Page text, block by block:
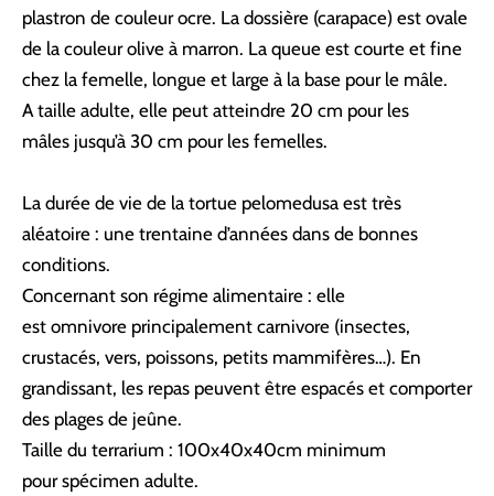
plastron de couleur ocre. La dossière (carapace) est ovale
de la couleur olive à marron. La queue est courte et fine
chez la femelle, longue et large à la base pour le mâle.
A taille adulte, elle peut atteindre 20 cm pour les
mâles jusqu’à 30 cm pour les femelles.
La durée de vie de la tortue pelomedusa est très
aléatoire : une trentaine d’années dans de bonnes
conditions.
Concernant son régime alimentaire : elle
est omnivore principalement carnivore (insectes,
crustacés, vers, poissons, petits mammifères…). En
grandissant, les repas peuvent être espacés et comporter
des plages de jeûne.
Taille du terrarium : 100x40x40cm minimum
pour spécimen adulte.